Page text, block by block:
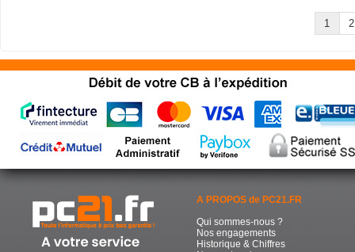
1 2
A PROPOS de PC21.FR
Qui sommes-nous ?
Nos engagements
Historique & Chiffres